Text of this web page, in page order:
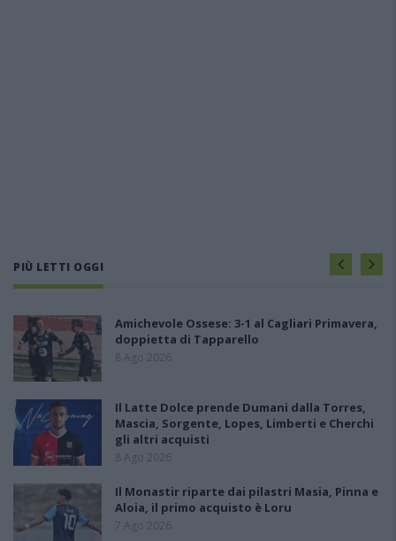
PIÙ LETTI OGGI
Amichevole Ossese: 3-1 al Cagliari Primavera,
doppietta di Tapparello
8 Ago 2026
Il Latte Dolce prende Dumani dalla Torres,
Mascia, Sorgente, Lopes, Limberti e Cherchi
gli altri acquisti
8 Ago 2026
Il Monastir riparte dai pilastri Masia, Pinna e
Aloia, il primo acquisto è Loru
7 Ago 2026